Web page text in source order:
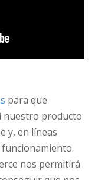
para que
nuestro producto
y, en líneas
funcionamiento.
nos permitirá